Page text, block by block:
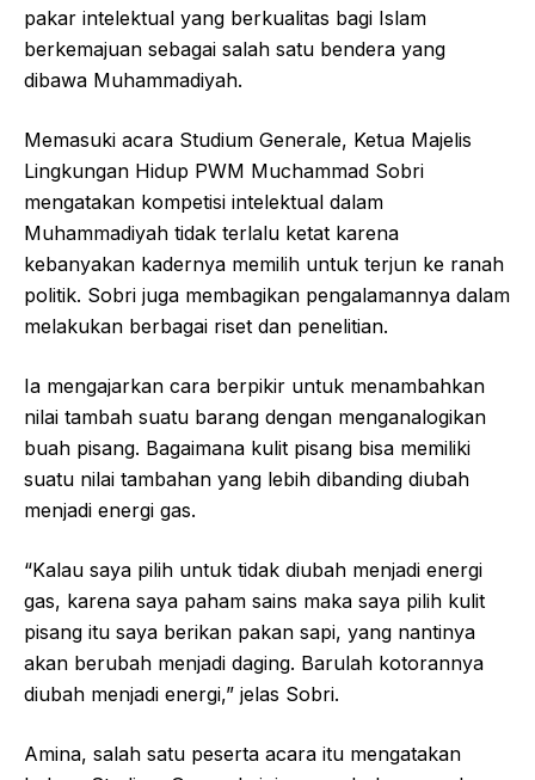
pakar intelektual yang berkualitas bagi Islam
berkemajuan sebagai salah satu bendera yang
dibawa Muhammadiyah.
Memasuki acara Studium Generale, Ketua Majelis
Lingkungan Hidup PWM Muchammad Sobri
mengatakan kompetisi intelektual dalam
Muhammadiyah tidak terlalu ketat karena
kebanyakan kadernya memilih untuk terjun ke ranah
politik. Sobri juga membagikan pengalamannya dalam
melakukan berbagai riset dan penelitian.
Ia mengajarkan cara berpikir untuk menambahkan
nilai tambah suatu barang dengan menganalogikan
buah pisang. Bagaimana kulit pisang bisa memiliki
suatu nilai tambahan yang lebih dibanding diubah
menjadi energi gas.
“Kalau saya pilih untuk tidak diubah menjadi energi
gas, karena saya paham sains maka saya pilih kulit
pisang itu saya berikan pakan sapi, yang nantinya
akan berubah menjadi daging. Barulah kotorannya
diubah menjadi energi,” jelas Sobri.
Amina, salah satu peserta acara itu mengatakan